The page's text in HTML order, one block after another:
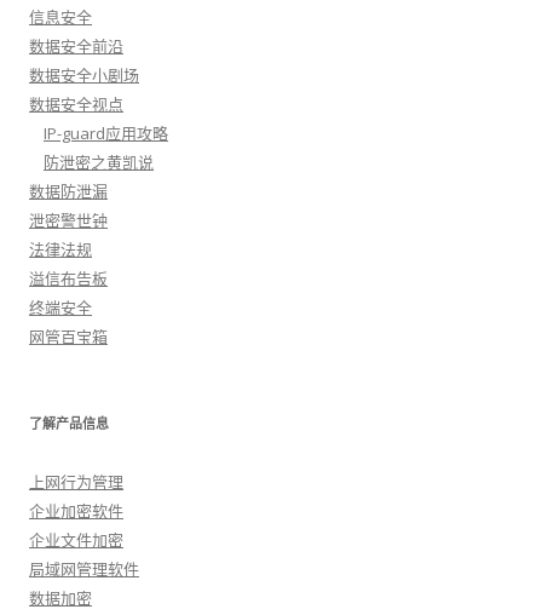
信息安全
数据安全前沿
数据安全小剧场
数据安全视点
IP-guard应用攻略
防泄密之黄凯说
数据防泄漏
泄密警世钟
法律法规
溢信布告板
终端安全
网管百宝箱
了解产品信息
上网行为管理
企业加密软件
企业文件加密
局域网管理软件
数据加密